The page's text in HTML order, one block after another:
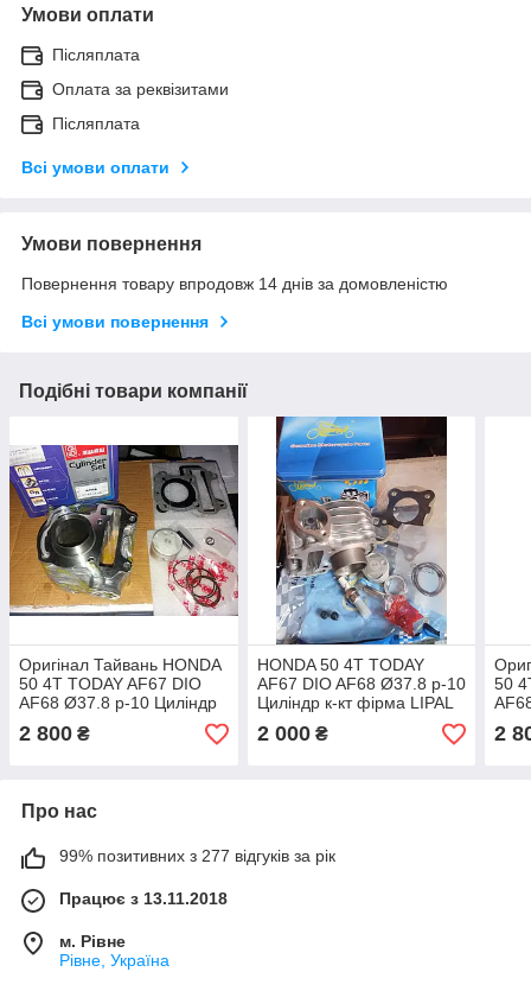
Умови оплати
Післяплата
Оплата за реквізитами
Післяплата
Всі умови оплати
Умови повернення
Повернення товару впродовж 14 днів за домовленістю
Всі умови повернення
Подібні товари компанії
Оригінал Тайвань HONDA
50 4T TODAY AF67 DIO
AF68 Ø37.8 p-10 Циліндр
к-кт ЦПГ фірма SEE
2 800 ₴
HONDA 50 4T TODAY
AF67 DIO AF68 Ø37.8 p-10
Циліндр к-кт фірма LIPAL
2 000₴
50
к-
2
Про нас
99% позитивних з 277 відгуків за рік
Працює з 13.11.2018
м. Рівне
Рівне, Україна